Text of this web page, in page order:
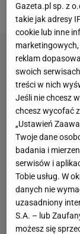
początku
Gazeta.pl sp. z
takie jak adresy
cookie lub inne
reklam
swoich
treści w nich
Jeśli nie chcesz
chcesz wycofać
„Ustawień
Twoje dane
badania i
serwisów i
Tobie usług. W
danych nie
uzasadniony
S.A. – lub
możesz się